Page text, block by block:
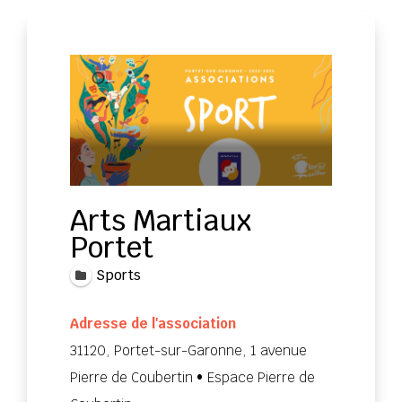
Arts Martiaux
Portet
Sports
Adresse de l'association
31120, Portet-sur-Garonne, 1 avenue
Pierre de Coubertin • Espace Pierre de